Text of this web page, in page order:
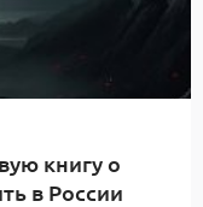
книгу о
в России